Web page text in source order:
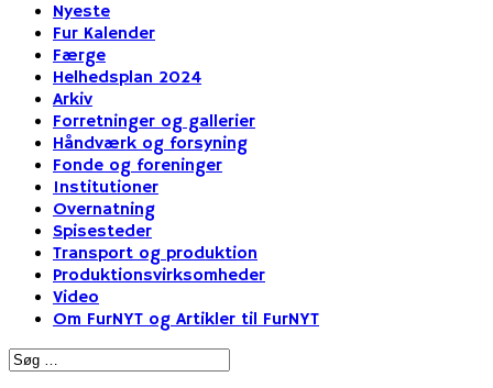
Nyeste
Fur Kalender
Færge
Helhedsplan 2024
Arkiv
Forretninger og gallerier
Håndværk og forsyning
Fonde og foreninger
Institutioner
Overnatning
Spisesteder
Transport og produktion
Produktionsvirksomheder
Video
Om FurNYT og Artikler til FurNYT